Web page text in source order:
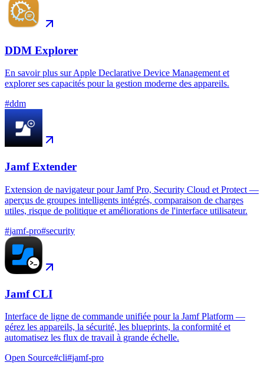
DDM Explorer
En savoir plus sur Apple Declarative Device Management et
explorer ses capacités pour la gestion moderne des appareils.
#ddm
Jamf Extender
Extension de navigateur pour Jamf Pro, Security Cloud et Protect —
aperçus de groupes intelligents intégrés, comparaison de charges
utiles, risque de politique et améliorations de l'interface utilisateur.
#jamf-pro#security
Jamf CLI
Interface de ligne de commande unifiée pour la Jamf Platform —
gérez les appareils, la sécurité, les blueprints, la conformité et
automatisez les flux de travail à grande échelle.
Open Source#cli#jamf-pro